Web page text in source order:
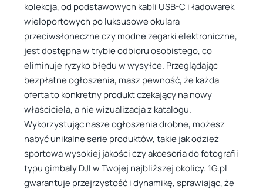
kolekcja, od podstawowych kabli USB-C i ładowarek
wieloportowych po luksusowe okulara
przeciwsłoneczne czy modne zegarki elektroniczne,
jest dostępna w trybie odbioru osobistego, co
eliminuje ryzyko błędu w wysyłce. Przeglądając
bezpłatne ogłoszenia, masz pewność, że każda
oferta to konkretny produkt czekający na nowy
właściciela, a nie wizualizacja z katalogu.
Wykorzystując nasze ogłoszenia drobne, możesz
nabyć unikalne serie produktów, takie jak odzież
sportowa wysokiej jakości czy akcesoria do fotografii
typu gimbaly DJI w Twojej najbliższej okolicy. 1G.pl
gwarantuje przejrzystość i dynamikę, sprawiając, że